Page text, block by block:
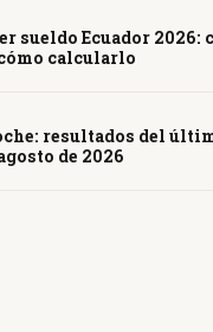
sueldo Ecuador 2026:
calcularlo
resultados del
de 2026